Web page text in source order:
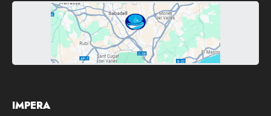
IMPERA